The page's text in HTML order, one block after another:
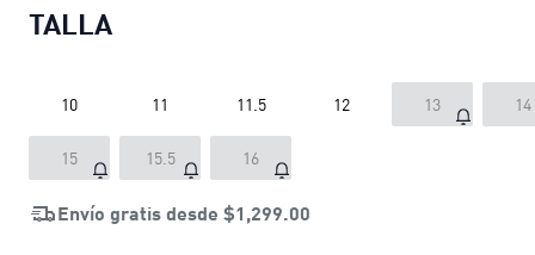
TALLA
10 11 11.5 12 13 14
15 15.5 16
Envío gratis desde $1,299.00